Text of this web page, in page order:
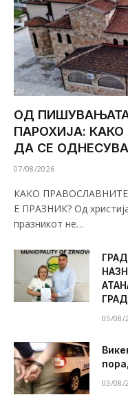
ОД
ПАРОХИЈА:
ДА СЕ
07/08/2026
КАКО
Е ПРАЗНИК? Од
празникот не…
05/08/
03/08/